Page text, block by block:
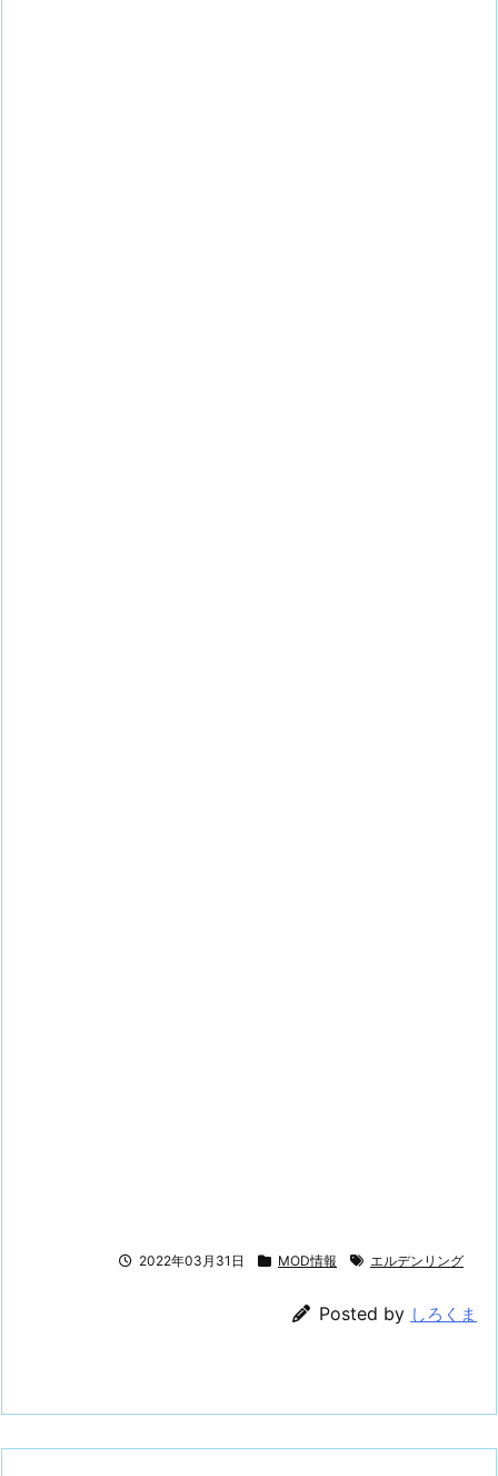
2022年03月31日 MOD情報 エルデンリング
Posted by しろくま